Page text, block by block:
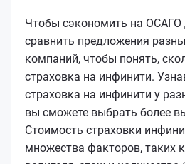
Чтобы сэкономить на ОСАГО
сравнить предложения
компаний, чтобы понять,
страховка на инфинити.
страховка на инфинити у
вы сможете выбрать более
Стоимость страховки
множества факторов, таких